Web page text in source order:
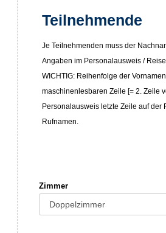
Teilnehmende
Je Teilnehmenden muss der
Angaben im Personalausweis /
WICHTIG: Reihenfolge der
maschinenlesbaren Zeile [= 2. Zeile
Personalausweis letzte Zeile auf der
Rufnamen.
Zimmer